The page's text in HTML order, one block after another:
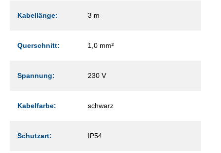
Kabellänge: 3 m
Querschnitt: 1,0 mm²
Spannung: 230 V
Kabelfarbe: schwarz
Schutzart: IP54